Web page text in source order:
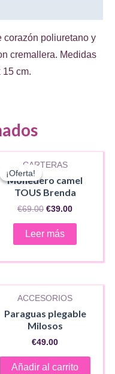
corazón poliuretano y
cremallera. Medidas
15 cm.
¡Oferta!
AGOTADO
¡Oferta!
CARTERAS
Monedero camel
TOUS Brenda
€69.00 El
original
€39.00El
Leer más
ACCESORIOS
Paraguas plegable
Milosos
€49.00
Añadir al carrito